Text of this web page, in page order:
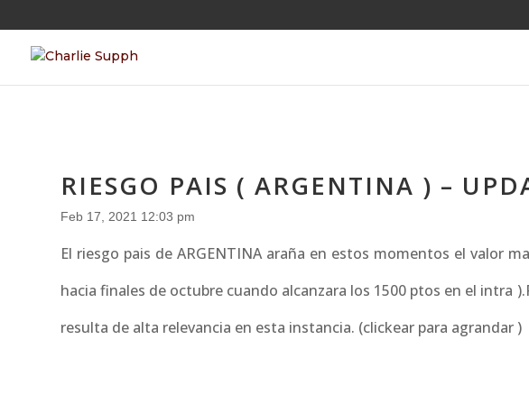
RIESGO PAIS ( ARGENTINA ) –
Feb 17, 2021 12:03 pm
El riesgo pais de ARGENTINA araña en estos momentos el valor
hacia finales de octubre cuando alcanzara los 1500 ptos en el intra
resulta de alta relevancia en esta instancia. (clickear para agrandar )